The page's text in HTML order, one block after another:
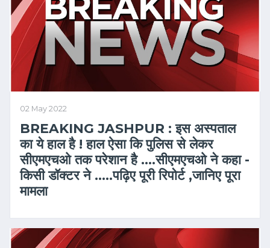
02 May 2022
BREAKING JASHPUR : इस अस्पताल
का ये हाल है ! हाल ऐसा कि पुलिस से लेकर
सीएमएचओ तक परेशान है ….सीएमएचओ ने कहा -
किसी डॉक्टर ने …..पढ़िए पूरी रिपोर्ट ,जानिए पूरा
मामला